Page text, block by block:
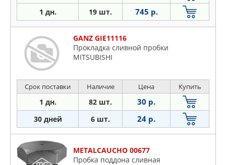
1 дн. 19 шт. 745 р.
GANZ GIE11116
Прокладка сливной пробки
MITSUBISHI
Срок поставки Наличие Цена Купить
1 дн. 82 шт. 30 р.
30 дней 6 шт. 24 р.
METALCAUCHO 00677
Пробка поддона сливная